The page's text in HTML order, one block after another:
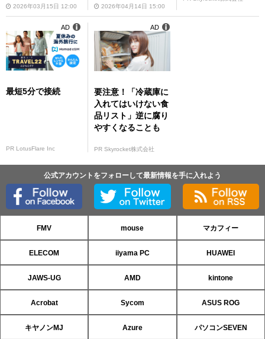
2026年03月15日 12:00 2026年04月14日 15:00
最短5分で接続
PR LotusFlare Inc
AD
要注意！「冷蔵庫に
入れてはいけない食
品リスト」逆に腐り
やすくなることも
PR Skyrocket株式会社
AD
公式アカウントをフォローして最新情報を手に入れよう
FMV mouse マカフィー
ELECOM iiyama PC HUAWEI
JAWS-UG AMD kintone
Acrobat Sycom ASUS ROG
キヤノンMJ Azure パソコンSEVEN